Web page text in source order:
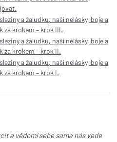
a žaludku, naší nelásky, boje a
krokem – krok III.
a žaludku, naší nelásky, boje a
krokem – krok II.
a žaludku, naší nelásky, boje a
krokem – krok I.
a vědomí sebe sama nás vede